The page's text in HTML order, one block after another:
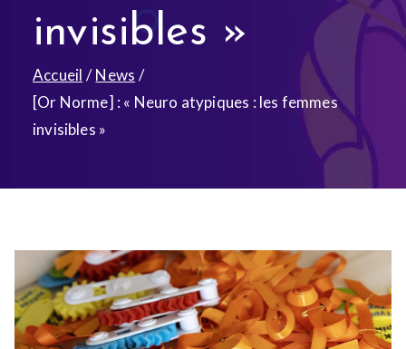
invisibles »
Accueil
News
[Or Norme] : « Neuro atypiques : les femmes
invisibles »